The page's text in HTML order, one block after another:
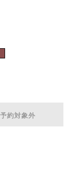
約対象外